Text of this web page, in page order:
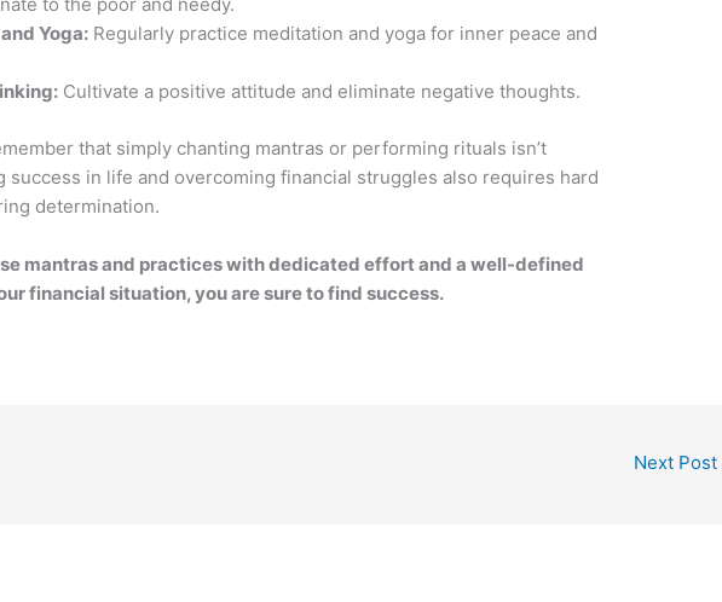
Yoga: Regularly practice meditation and yoga for inner peace and
Cultivate a positive attitude and eliminate negative thoughts.
that simply chanting mantras or performing rituals isn’t
success in life and overcoming financial struggles also requires hard
determination.
mantras and practices with dedicated effort and a well-defined
financial situation, you are sure to find success.
Next Post